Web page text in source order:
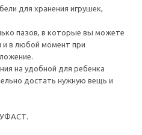
для хранения игрушек,
пазов, в которые вы можете
и в любой момент при
на удобной для ребенка
достать нужную вещь и